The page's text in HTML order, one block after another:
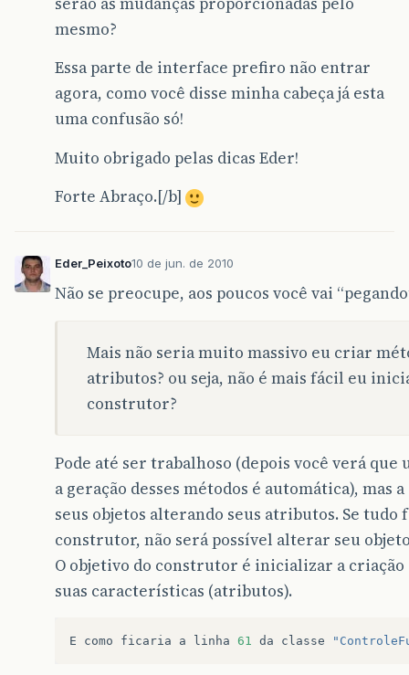
mesmo?
Essa parte de interface prefiro não entrar
agora, como você disse minha cabeça já esta
uma confusão só!
Muito obrigado pelas dicas Eder!
Forte Abraço.[/b]
Eder_Peixoto10 de jun. de 2010
Não se preocupe, aos poucos você vai
Mais não seria muito massivo eu criar
atributos? ou seja, não é mais fácil eu
construtor?
Pode até ser trabalhoso (depois você verá que
a geração desses métodos é automática), mas
seus objetos alterando seus atributos. Se
construtor, não será possível alterar seu
O objetivo do construtor é inicializar a criação
suas características (atributos).
E como ficaria a linha 61 da classe